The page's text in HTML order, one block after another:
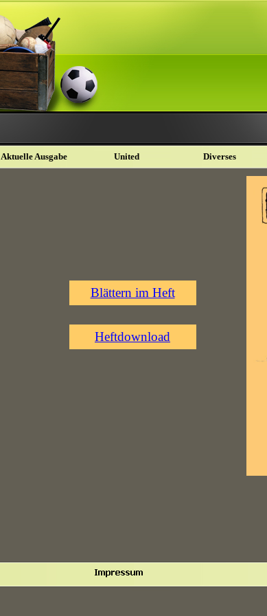
Aktuelle Ausgabe United Diverses
Blättern im Heft
Heftdownload